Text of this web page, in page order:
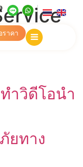
ราคา
ำวิดีโอนำ
ยทาง